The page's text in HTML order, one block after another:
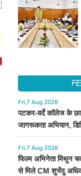
Fri,7 Aug 2026
पटकर-वर्दे कॉलेज के
जागरूकता अभियान,
Fri,7 Aug 2026
फिल्म अभिनेता मिथुन
से मिले CM शुभेंदु